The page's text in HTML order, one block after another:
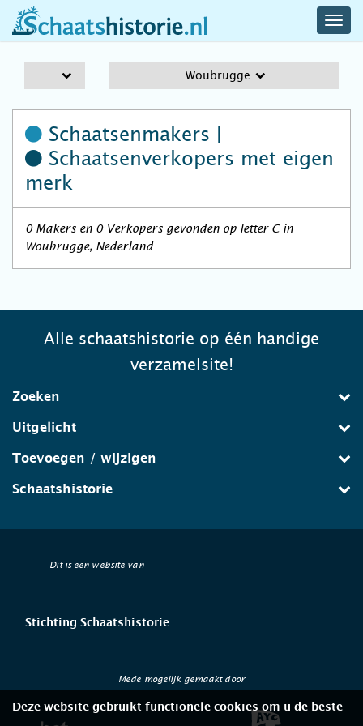
schaatshistorie.nl
Woubrugge
Schaatsenmakers |
Schaatsenverkopers met eigen
merk
0 Makers en 0 Verkopers gevonden op letter C in
Woubrugge, Nederland
Alle schaatshistorie op één handige
verzamelsite!
Zoeken
Uitgelicht
Toevoegen / wijzigen
Schaatshistorie
Dit is een website van
Stichting Schaatshistorie
Mede mogelijk gemaakt door
Deze website gebruikt functionele cookies om u de beste